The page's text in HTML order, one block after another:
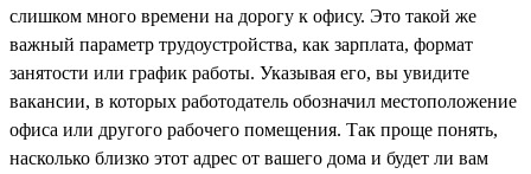
слишком много времени на дорогу к офису. Это такой же
важный параметр трудоустройства, как зарплата, формат
занятости или график работы. Указывая его, вы увидите
вакансии, в которых работодатель обозначил местоположение
офиса или другого рабочего помещения. Так проще понять,
насколько близко этот адрес от вашего дома и будет ли вам